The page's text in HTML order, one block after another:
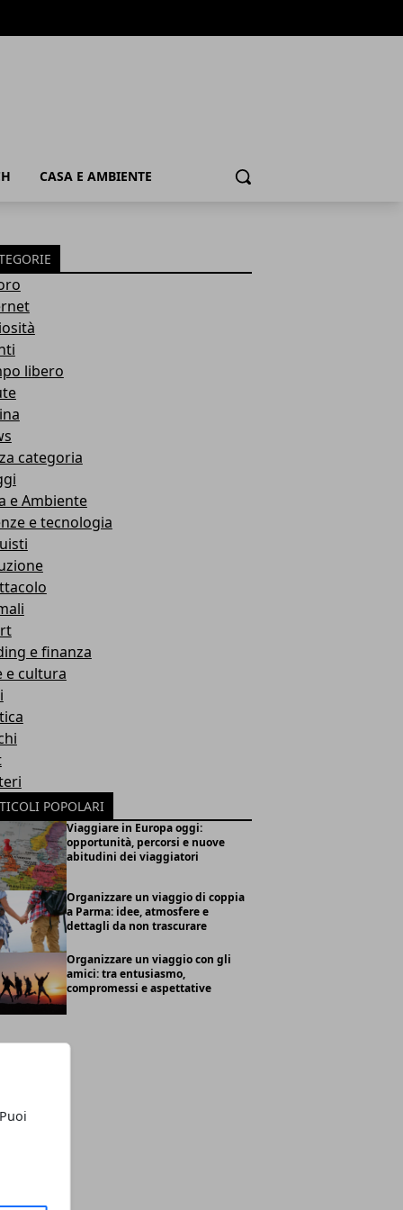
CASA E AMBIENTE Cerca
libero
categoria
e Ambiente
e tecnologia
e finanza
e cultura
POPOLARI
Viaggiare in Europa oggi:
opportunità, percorsi e nuove
abitudini dei viaggiatori
Organizzare un viaggio di coppia
a Parma: idee, atmosfere e
dettagli da non trascurare
Organizzare un viaggio con gli
amici: tra entusiasmo,
compromessi e aspettative